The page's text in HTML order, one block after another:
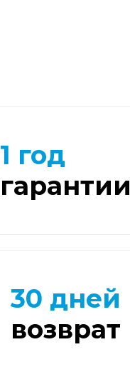
1 год
гарантии
30 дней
возврат